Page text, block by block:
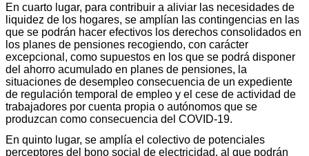
En cuarto lugar, para contribuir a aliviar las necesidades de
liquidez de los hogares, se amplían las contingencias en las
que se podrán hacer efectivos los derechos consolidados en
los planes de pensiones recogiendo, con carácter
excepcional, como supuestos en los que se podrá disponer
del ahorro acumulado en planes de pensiones, la
situaciones de desempleo consecuencia de un expediente
de regulación temporal de empleo y el cese de actividad de
trabajadores por cuenta propia o autónomos que se
produzcan como consecuencia del COVID-19.
En quinto lugar, se amplía el colectivo de potenciales
perceptores del bono social de electricidad, al que podrán